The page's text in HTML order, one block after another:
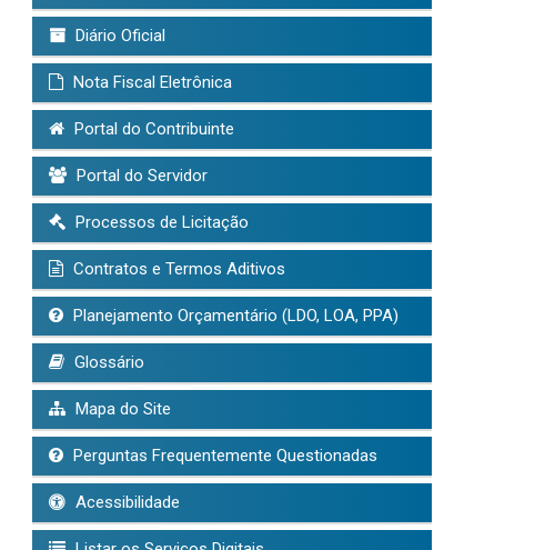
Diário Oficial
Nota Fiscal Eletrônica
Portal do Contribuinte
Portal do Servidor
Processos de Licitação
Contratos e Termos Aditivos
Planejamento Orçamentário (LDO, LOA, PPA)
Glossário
Mapa do Site
Perguntas Frequentemente Questionadas
Acessibilidade